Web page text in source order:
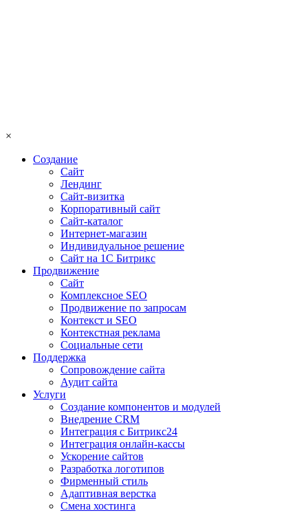
×
Создание
Сайт
Лендинг
Сайт-визитка
Корпоративный сайт
Сайт-каталог
Интернет-магазин
Индивидуальное решение
Сайт на 1С Битрикс
Продвижение
Сайт
Комплексное SEO
Продвижение по запросам
Контекст и SEO
Контекстная реклама
Социальные сети
Поддержка
Сопровождение сайта
Аудит сайта
Услуги
Создание компонентов и модулей
Внедрение CRM
Интеграция с Битрикс24
Интеграция онлайн-кассы
Ускорение сайтов
Разработка логотипов
Фирменный стиль
Адаптивная верстка
Смена хостинга